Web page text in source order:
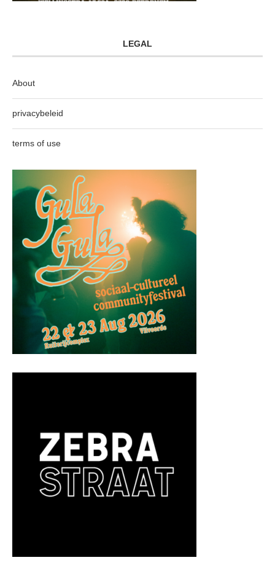
LEGAL
About
privacybeleid
terms of use